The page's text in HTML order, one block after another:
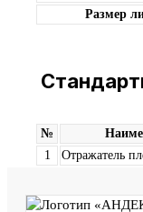
Размер
№
1
Отражатель